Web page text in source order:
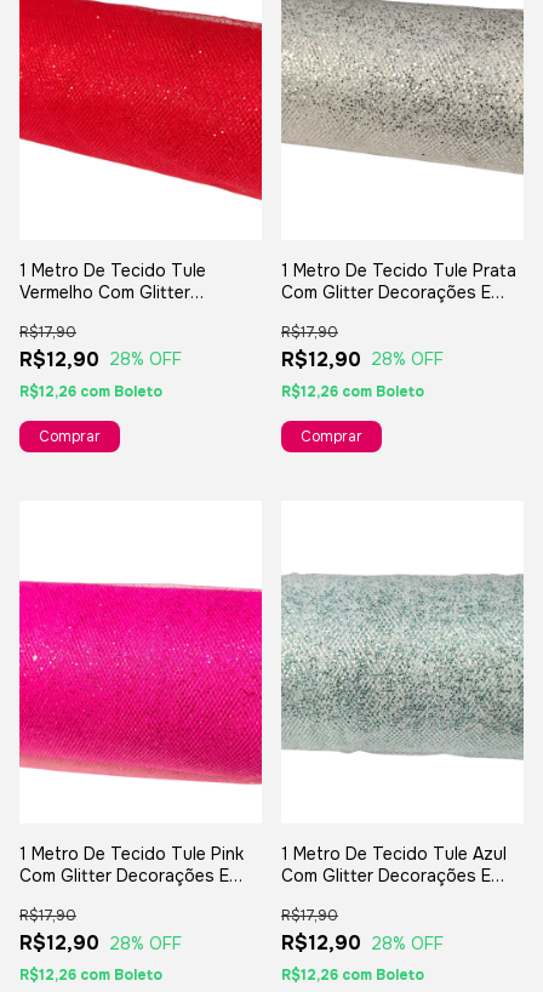
1 Metro De Tecido Tule
Vermelho Com Glitter
R$12,90
R$17,90
28% OFF
R$12,26 com Boleto
1 Metro De Tecido Tule Prata
Com Glitter Decorações E
R$12,90
R$17,90
28% OFF
R$12,26 com Boleto
1 Metro De Tecido Tule Pink
Com Glitter Decorações E
R$12,90
R$17,90
28% OFF
R$12,26 com Boleto
1 Metro De Tecido Tule Azul
Com Glitter Decorações E
R$12,90
R$17,90
28% OFF
R$12,26 com Boleto